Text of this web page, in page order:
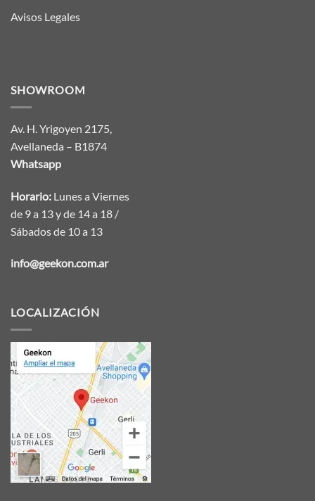
Avisos Legales
SHOWROOM
Av. H. Yrigoyen 2175,
Avellaneda – B1874
Whatsapp
Horario: Lunes a Viernes
de 9 a 13 y de 14 a 18 /
Sábados de 10 a 13
info@geekon.com.ar
LOCALIZACIÓN